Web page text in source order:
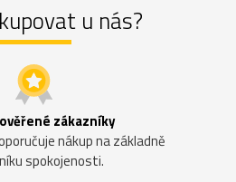
u nás?
zákazníky
nákup na základně
spokojenosti.